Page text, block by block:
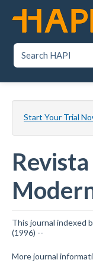
to
content
SEARCH HAPI
Start Your Trial
This journal indexed
(1996) --
More journal